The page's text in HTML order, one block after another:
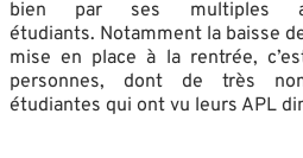
bien par ses multiples
étudiants. Notamment la baisse
mise en place à la rentrée,
personnes, dont de très
étudiantes qui ont vu leurs APL